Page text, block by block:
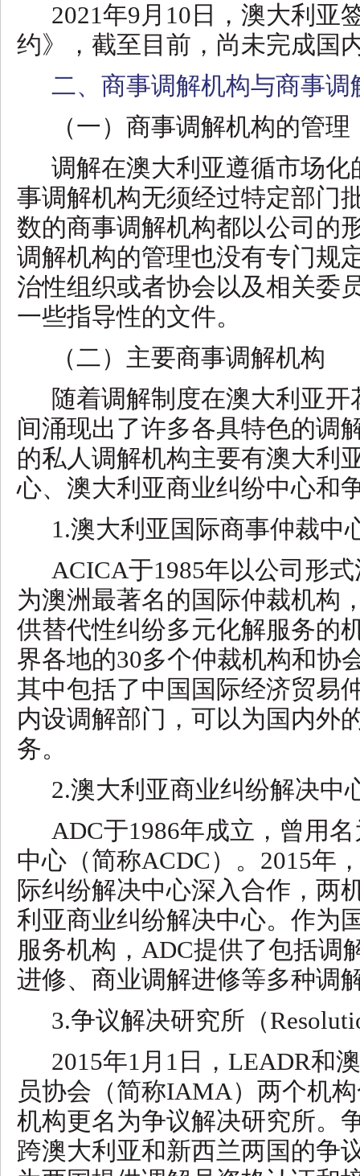
2021年9月10日，澳大利亚
约》，截至目前，尚未完成国
二、商事调解机构与商事调
（一）商事调解机构的管理
调解在澳大利亚遵循市场
事调解机构无须经过特定部门
数的商事调解机构都以公司的
调解机构的管理也没有专门规
治性组织或者协会以及相关委
一些指导性的文件。
（二）主要商事调解机构
随着调解制度在澳大利亚
间涌现出了许多各具特色的调
的私人调解机构主要有澳大利
心、澳大利亚商业纠纷中心和
1.澳大利亚国际商事仲裁中
ACICA于1985年以公司形
为澳洲最著名的国际仲裁机构
供替代性纠纷多元化解服务的
界各地的30多个仲裁机构和协
其中包括了中国国际经济贸易
内设调解部门，可以为国内外
务。
2.澳大利亚商业纠纷解决中
ADC于1986年成立，曾用
中心（简称ACDC）。2015年
际纠纷解决中心深入合作，两
利亚商业纠纷解决中心。作为
服务机构，ADC提供了包括调
进修、商业调解进修等多种调
3.争议解决研究所（
2015年1月1日，LEADR和
员协会（简称IAMA）两个机
机构更名为争议解决研究所。
跨澳大利亚和新西兰两国的争